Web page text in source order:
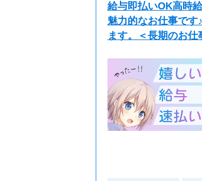
給与即払いOK高時
魅力的なお仕事で
ます。＜長期のお仕